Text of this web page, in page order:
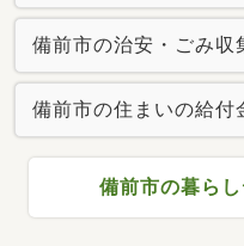
備前市の治安・ごみ収
備前市の住まいの給付
備前市の暮ら